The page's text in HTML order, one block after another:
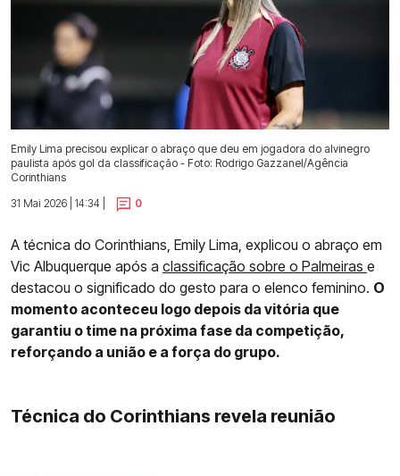
Emily Lima precisou explicar o abraço que deu em jogadora do alvinegro
paulista após gol da classificação - Foto: Rodrigo Gazzanel/Agência
Corinthians
31 Mai 2026 | 14:34 |
0
A técnica do Corinthians, Emily Lima, explicou o abraço em
Vic Albuquerque após a classificação sobre o Palmeiras e
destacou o significado do gesto para o elenco feminino. O
momento aconteceu logo depois da vitória que
garantiu o time na próxima fase da competição,
reforçando a união e a força do grupo.
Técnica do Corinthians revela reunião